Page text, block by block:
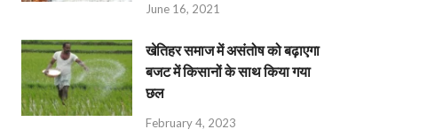
June 16, 2021
खेतिहर समाज में असंतोष को बढ़ाएगा
बजट में किसानों के साथ किया गया
छल
February 4, 2023